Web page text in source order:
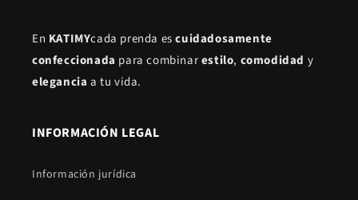
En KATIMYcada prenda escuidadosamente
confeccionada para combinarestilo, comodidad y
elegancia a tu vida.
INFORMACIÓN LEGAL
Información jurídica